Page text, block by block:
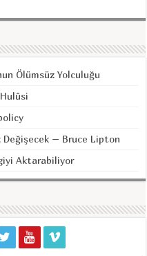
Ölümsüz Yolculuğu
Değişecek – Bruce Lipton
Aktarabiliyor